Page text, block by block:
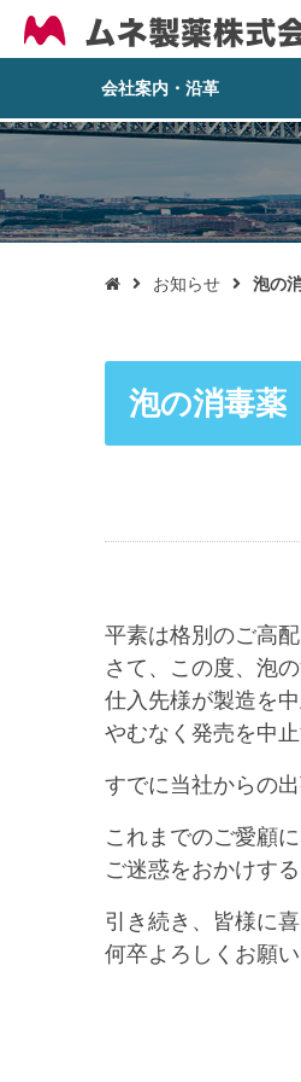
会社案内・沿革
 お知らせ 泡の
泡の消毒薬
平素は格別のご高
さて、この度、泡
仕入先様が製造を
やむなく発売を中
すでに当社からの
これまでのご愛顧
ご迷惑をおかけす
引き続き、皆様に
何卒よろしくお願い